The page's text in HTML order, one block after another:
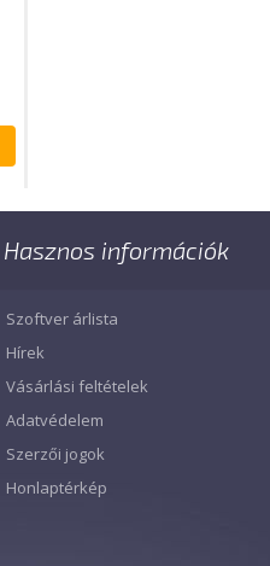
Hasznos információk
Szoftver árlista
Hírek
Vásárlási feltételek
Adatvédelem
Szerzői jogok
Honlaptérkép